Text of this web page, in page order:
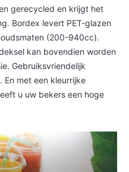
gerecycled en krijgt het
Bordex levert PET-glazen
(200-940cc).
kan bovendien worden
Gebruiksvriendelijk
En met een kleurrijke
u uw bekers een hoge